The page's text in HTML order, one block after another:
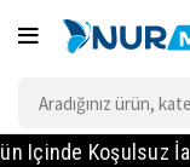
Koşulsuz İade!